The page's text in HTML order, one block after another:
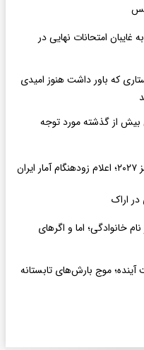
امتحانات نهایی در
که باور داشت هنوز امیدی
از گذشته مورد توجه
اراک
خانوادگی؛ اما و اگرهای
کشور در ۷۲ ساعت آینده؛ موج بارش‌های تابستانه